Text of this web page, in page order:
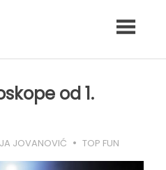
od 1.
JOVANOVIĆ TOP FUN